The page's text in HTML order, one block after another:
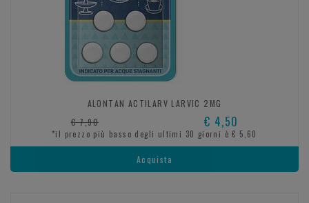
ALONTAN ACTILARV LARVIC 2MG
€ 7,90 € 4,50
*il prezzo più basso degli ultimi 30 giorni è € 5,60
Acquista